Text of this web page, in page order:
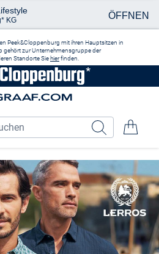
Peek&Cloppenburg mit ihren Hauptsitzen in
gehört zur Unternehmensgruppe der
Standorte Sie hierfinden.
KG ÖFFNEN